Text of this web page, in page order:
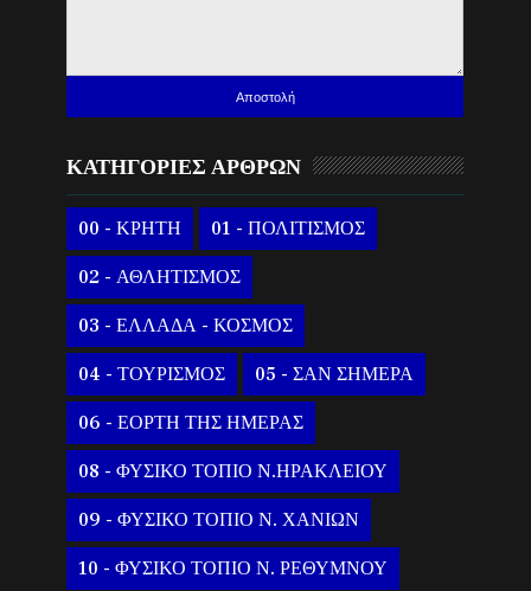
ΚΑΤΗΓΟΡΙΕΣ ΑΡΘΡΩΝ
00 - ΚΡΗΤΗ 01 - ΠΟΛΙΤΙΣΜΟΣ
02 - ΑΘΛΗΤΙΣΜΟΣ
03 - ΕΛΛΑΔΑ - ΚΟΣΜΟΣ
04 - ΤΟΥΡΙΣΜΟΣ 05 - ΣΑΝ ΣΗΜΕΡΑ
06 - ΕΟΡΤΗ ΤΗΣ ΗΜΕΡΑΣ
08 - ΦΥΣΙΚΟ ΤΟΠΙΟ Ν.ΗΡΑΚΛΕΙΟΥ
09 - ΦΥΣΙΚΟ ΤΟΠΙΟ Ν. ΧΑΝΙΩΝ
10 - ΦΥΣΙΚΟ ΤΟΠΙΟ Ν. ΡΕΘΥΜΝΟΥ